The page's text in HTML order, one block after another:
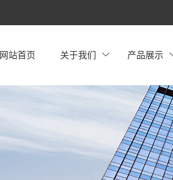
网站首页 关于我们 产品展示